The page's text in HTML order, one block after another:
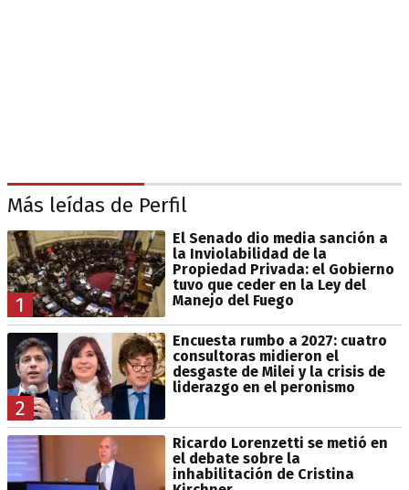
Más leídas de Perfil
1
El Senado dio media sanción a
la Inviolabilidad de la
Propiedad Privada: el Gobierno
tuvo que ceder en la Ley del
Manejo del Fuego
2
Encuesta rumbo a 2027: cuatro
consultoras midieron el
desgaste de Milei y la crisis de
liderazgo en el peronismo
Ricardo Lorenzetti se metió en
el debate sobre la
inhabilitación de Cristina